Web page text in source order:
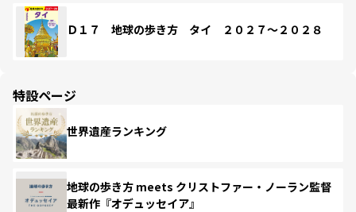
Ｄ１７ 地球の歩き方 タイ ２０２７～２０２８
特設ページ
世界遺産ランキング
地球の歩き方 meets クリストファー・ノーラン監督
最新作『オデュッセイア』